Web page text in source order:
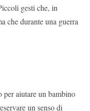
gesti che, in
che durante una guerra
aiutare un bambino
un senso di